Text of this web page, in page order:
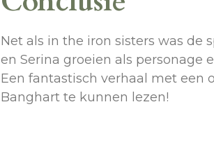
Net als in the iron sisters was de
en Serina groeien als personage
Een fantastisch verhaal met een
Banghart te kunnen lezen!